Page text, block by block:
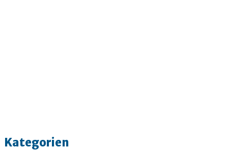
Kategorien